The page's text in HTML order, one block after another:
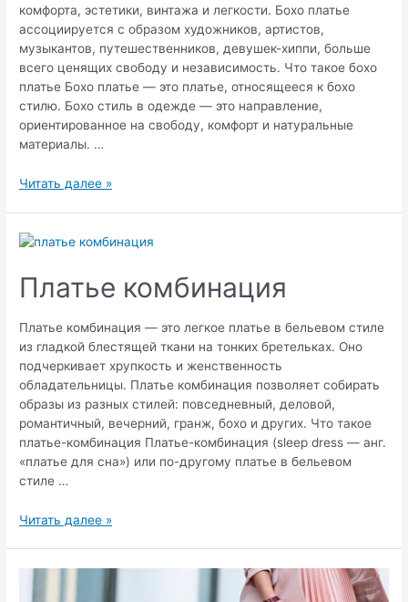
комфорта, эстетики, винтажа и легкости. Бохо платье
ассоциируется с образом художников, артистов,
музыкантов, путешественников, девушек-хиппи, больше
всего ценящих свободу и независимость. Что такое бохо
платье Бохо платье — это платье, относящееся к бохо
стилю. Бохо стиль в одежде — это направление,
ориентированное на свободу, комфорт и натуральные
материалы. …
Платье
Читать далее »
Платье комбинация
Платье комбинация — это легкое платье в бельевом стиле
из гладкой блестящей ткани на тонких бретельках. Оно
подчеркивает хрупкость и женственность
обладательницы. Платье комбинация позволяет собирать
образы из разных стилей: повседневный, деловой,
романтичный, вечерний, гранж, бохо и других. Что такое
платье-комбинация Платье-комбинация (sleep dress — анг.
«платье для сна») или по-другому платье в бельевом
стиле …
Платье
Читать далее »